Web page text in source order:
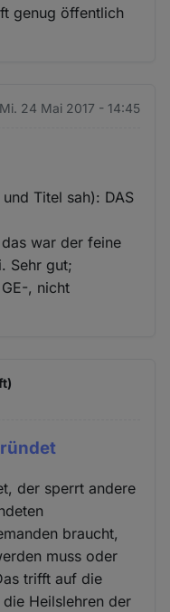
genug öffentlich
Mi. 24 Mai 2017 - 14:45
Titel sah): DAS
war der feine
Sehr gut;
, nicht
der sperrt andere
braucht,
muss oder
trifft auf die
Heilslehren der